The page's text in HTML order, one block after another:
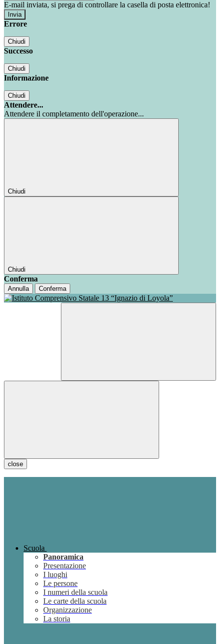
E-mail inviata, si prega di controllare la casella di posta elettronica!
Errore
Chiudi
Successo
Chiudi
Informazione
Chiudi
Attendere...
Attendere il completamento dell'operazione...
Chiudi
Chiudi
Conferma
Annulla Conferma
close
Scuola
Panoramica
Presentazione
I luoghi
Le persone
I numeri della scuola
Le carte della scuola
Organizzazione
La storia